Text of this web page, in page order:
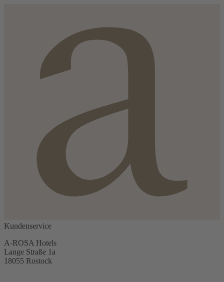
Kundenservice
A-ROSA Hotels
Lange Straße 1a
18055 Rostock